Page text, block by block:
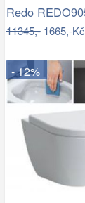
11345,-1665,-Kč
- 12%